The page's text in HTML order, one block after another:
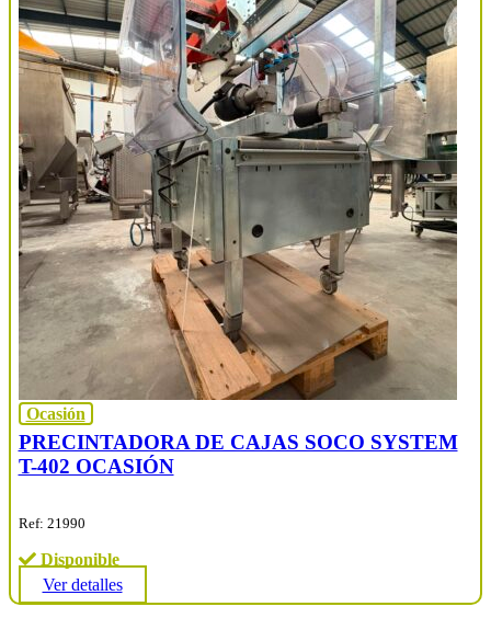
Ocasión
PRECINTADORA DE CAJAS SOCO SYSTEM
T-402 OCASIÓN
Ref: 21990
Disponible
Ver detalles